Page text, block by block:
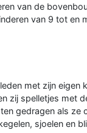
van de
van 9 tot en
met zijn eigen
zij spelletjes met
gedragen als ze
sjoelen en